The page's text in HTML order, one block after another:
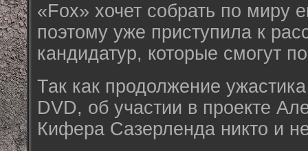
«Fox» хочет собрать по миру
поэтому уже приступила к
кандидатур, которые смогут
Так как продолжение
DVD, об участии в проекте
Кифера Сазерленда никто и